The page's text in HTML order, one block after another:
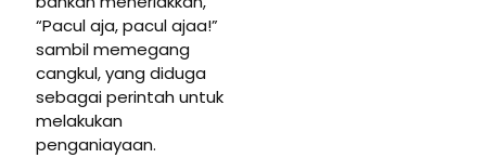
“Pacul aja, pacul ajaa!”
sambil memegang
cangkul, yang diduga
sebagai perintah untuk
melakukan
penganiayaan.